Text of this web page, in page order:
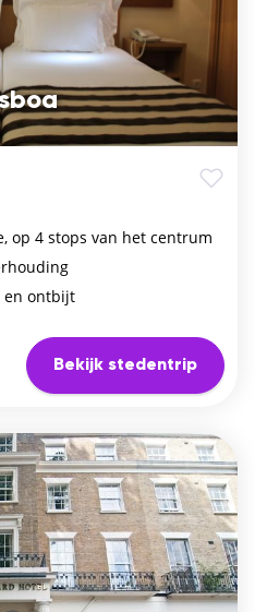
op 4 stops van het centrum
en ontbijt
Bekijk stedentrip